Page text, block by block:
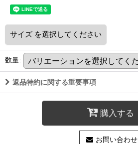
サイズ を選択してください
数量:
返品特約に関する重要事項
購入する
お問い合わせ